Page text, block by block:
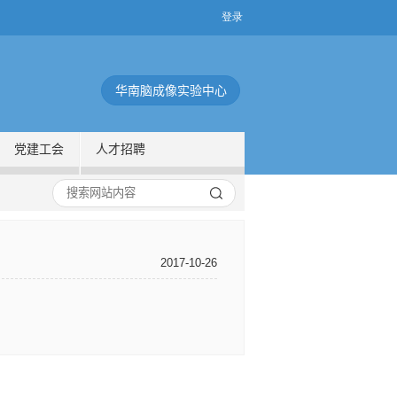
华南脑成像实验中心
党建工会 人才招聘
2017-10-26